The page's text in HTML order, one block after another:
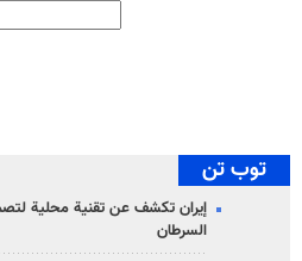
توب تن
إيران تكشف عن تقنية محلية
السرطان